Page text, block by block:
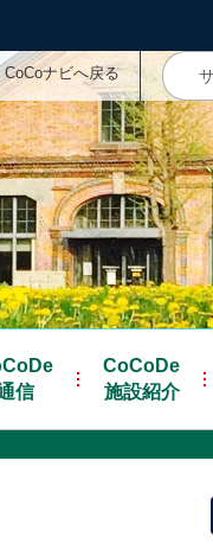
ナビへ戻る
信
CoCoDe
施設紹介